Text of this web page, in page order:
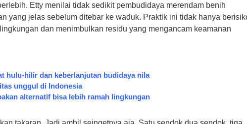
Etty menilai tidak sedikit pembudidaya merendam benih
yang jelas sebelum ditebar ke waduk. Praktik ini tidak hanya
dan menimbulkan residu yang mengancam keamanan
hulu-hilir dan keberlanjutan budidaya nila
unggul di Indonesia
alternatif bisa lebih ramah lingkungan